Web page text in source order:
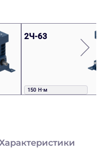
2Ч-63
150 Н·м